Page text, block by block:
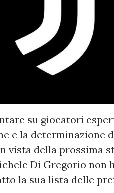
su giocatori
e la determinazione
vista della prossima
Di Gregorio non
la sua lista delle